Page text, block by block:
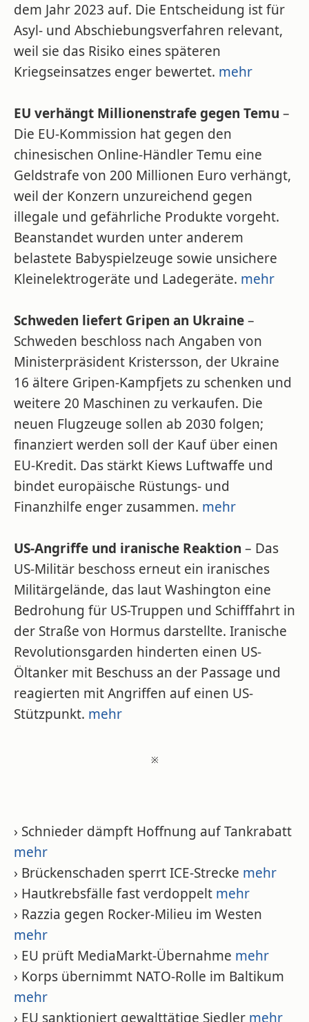
dem Jahr 2023 auf. Die Entscheidung ist für
Asyl- und Abschiebungsverfahren relevant,
weil sie das Risiko eines späteren
Kriegseinsatzes enger bewertet. mehr
EU verhängt Millionenstrafe gegen Temu –
Die EU-Kommission hat gegen den
chinesischen Online-Händler Temu eine
Geldstrafe von 200 Millionen Euro verhängt,
weil der Konzern unzureichend gegen
illegale und gefährliche Produkte vorgeht.
Beanstandet wurden unter anderem
belastete Babyspielzeuge sowie unsichere
Kleinelektrogeräte und Ladegeräte. mehr
Schweden liefert Gripen an Ukraine–
Schweden beschloss nach Angaben von
Ministerpräsident Kristersson, der Ukraine
16 ältere Gripen-Kampfjets zu schenken und
weitere 20 Maschinen zu verkaufen. Die
neuen Flugzeuge sollen ab 2030 folgen;
finanziert werden soll der Kauf über einen
EU-Kredit. Das stärkt Kiews Luftwaffe und
bindet europäische Rüstungs- und
Finanzhilfe enger zusammen. mehr
US-Angriffe und iranische Reaktion – Das
US-Militär beschoss erneut ein iranisches
Militärgelände, das laut Washington eine
Bedrohung für US-Truppen und Schifffahrt in
der Straße von Hormus darstellte. Iranische
Revolutionsgarden hinderten einen US-
Öltanker mit Beschuss an der Passage und
reagierten mit Angriffen auf einen US-
Stützpunkt. mehr
※
› Schnieder dämpft Hoffnung auf Tankrabatt
mehr
› Brückenschaden sperrt ICE-Strecke mehr
› Hautkrebsfälle fast verdoppelt mehr
› Razzia gegen Rocker-Milieu im Westen
mehr
› EU prüft MediaMarkt-Übernahme mehr
› Korps übernimmt NATO-Rolle im Baltikum
mehr
› EU sanktioniert gewalttätige Siedler mehr